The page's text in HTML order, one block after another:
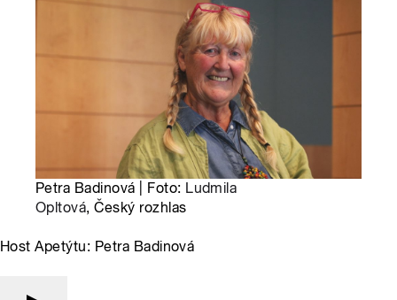
Petra Badinová | Foto: Ludmila
Opltová, Český rozhlas
Host Apetýtu: Petra Badinová